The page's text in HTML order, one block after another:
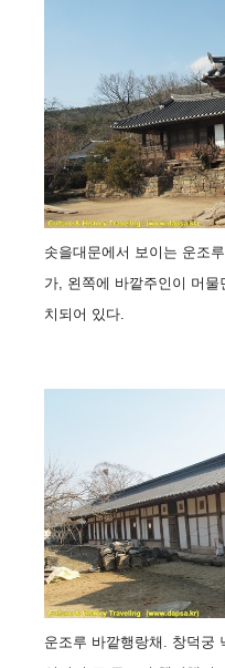
솟을대문에서 보이는 운조
가, 왼쪽에 바깥주인이 머
치되어 있다.
운조루 바깥행랑채. 창덕궁